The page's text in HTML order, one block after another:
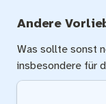
Andere
Was sollte sonst
insbesondere für